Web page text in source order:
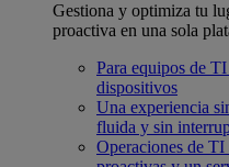
Gestiona y optimiza tu
proactiva en una sola
Para equipos de
dispositivos
Una experiencia
fluida y sin
Operaciones de